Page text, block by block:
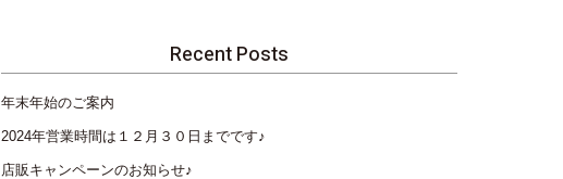
Recent Posts
年末年始のご案内
2024年営業時間は１２月３０日までです♪
店販キャンペーンのお知らせ♪